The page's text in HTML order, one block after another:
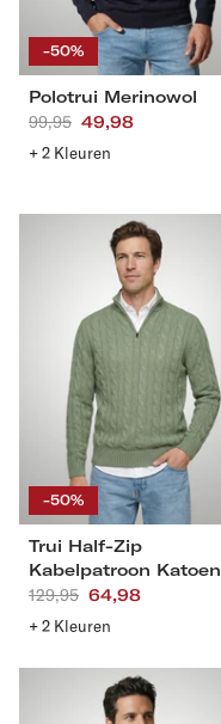
-50%
XXL 3XL
Polotrui Merinowol
Aanbevolen
prijs
99,95 Actieprijs
49,98
+ 2 Kleuren
Kabelpatroon
Katoen
-50%
S M L XL
XXL 3XL
Trui Half-Zip
Kabelpatroon Katoen
Aanbevolen
prijs
129,95 Actieprijs
64,98
+ 2 Kleuren